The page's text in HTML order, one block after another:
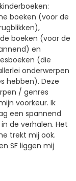
boeken (voor de
boeken (voor de
en
(die
onderwerpen
hebben). Deze
/ genres
voorkeur. Ik
een spannend
de verhalen. Het
trekt mij ook.
SF liggen mij